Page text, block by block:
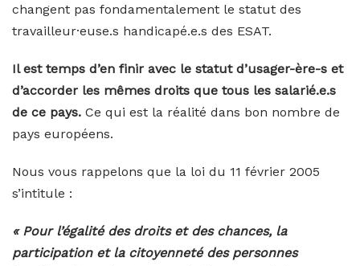
changent pas fondamentalement le statut des
travailleur·euse.s handicapé.e.s des ESAT.
Il est temps d’en finir avec le statut d’usager-ère-s et
d’accorder les mêmes droits que tous les salarié.e.s
de ce pays. Ce qui est la réalité dans bon nombre de
pays européens.
Nous vous rappelons que la loi du 11 février 2005
s’intitule :
« Pour l’égalité des droits et des chances, la
participation et la citoyenneté des personnes